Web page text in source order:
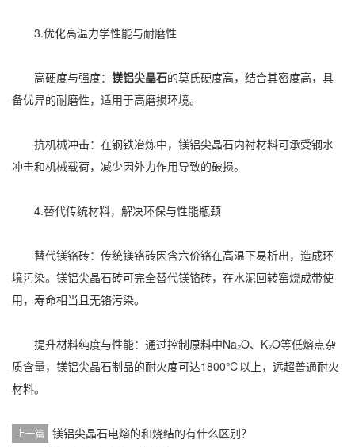
3.优化高温力学性能与耐磨性
高硬度与强度： 镁铝尖晶石的莫氏硬度高，结合其密度高，具
备优异的耐磨性，适用于高磨损环境。
抗机械冲击：在钢铁冶炼中，镁铝尖晶石内衬材料可承受钢水
冲击和机械载荷，减少因外力作用导致的破损。
4.替代传统材料，解决环保与性能瓶颈
替代镁铬砖：传统镁铬砖因含六价铬在高温下易析出，造成环
境污染。镁铝尖晶石砖可完全替代镁铬砖，在水泥回转窑烧成带使
用，寿命相当且无铬污染。
提升材料纯度与性能：通过控制原料中Na₂O、K₂O等低熔点杂
质含量，镁铝尖晶石制品的耐火度可达1800℃以上，远超普通耐火
材料。
上一篇 镁铝尖晶石电熔的和烧结的有什么区别？